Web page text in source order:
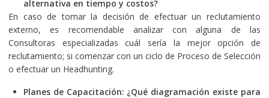
alternativa en tiempo y costos?
En caso de tomar la decisión de efectuar un reclutamiento
externo, es recomendable analizar con alguna de las
Consultoras especializadas cuál sería la mejor opción de
reclutamiento; si comenzar con un ciclo de Proceso de Selección
o efectuar un Headhunting.
Planes de Capacitación: ¿Qué diagramación existe para